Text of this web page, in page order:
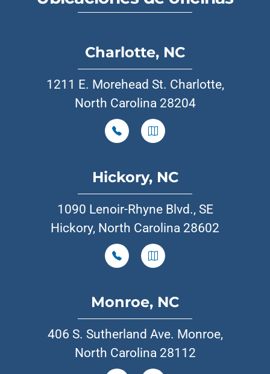
Charlotte, NC
1211 E. Morehead St. Charlotte,
North Carolina 28204
Hickory, NC
1090 Lenoir-Rhyne Blvd., SE
Hickory, North Carolina 28602
Monroe, NC
406 S. Sutherland Ave. Monroe,
North Carolina 28112